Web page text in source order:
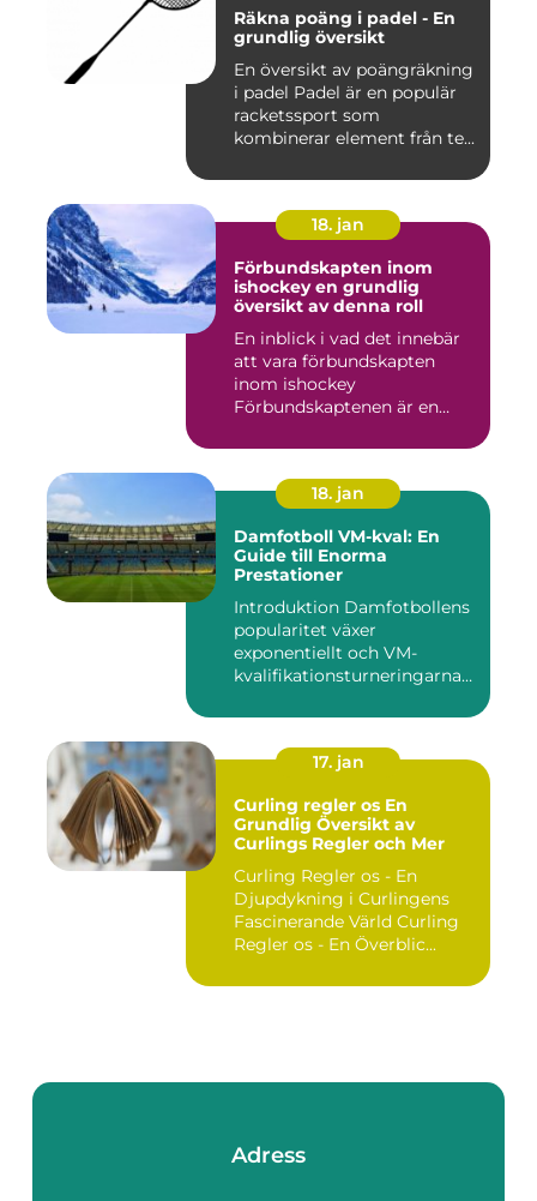
Räkna poäng i padel - En
grundlig översikt
En översikt av poängräkning
i padel Padel är en populär
racketssport som
kombinerar element från te...
18. jan
Förbundskapten inom
ishockey en grundlig
översikt av denna roll
En inblick i vad det innebär
att vara förbundskapten
inom ishockey
Förbundskaptenen är en
18. jan
Damfotboll VM-kval: En
Guide till Enorma
Prestationer
Introduktion Damfotbollens
popularitet växer
exponentiellt och VM-
kvalifikationsturneringarna
17. jan
Curling regler os En
Grundlig Översikt av
Curlings Regler och Mer
Curling Regler os - En
Djupdykning i Curlingens
Fascinerande Värld Curling
Regler os - En Överblic...
Adress